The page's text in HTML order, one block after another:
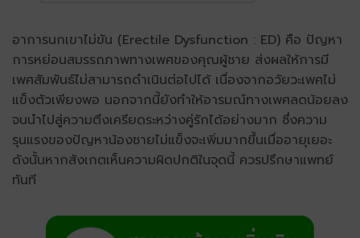
อาการนกเขาไม่ขัน (Erectile Dysfunction : ED) คือ ปัญหา
การหย่อนสมรรถภาพทางเพศของคุณผู้ชาย ส่งผลให้การมี
เพศสัมพันธ์ไม่สามารถดำเนินต่อไปได้ เนื่องจากอวัยวะเพศไม่
แข็งตัวเพียงพอ นอกจากนี้ยังทำให้อารมณ์ทางเพศลดน้อยลง
จนนำไปสู่ความตึงเครียดระหว่างคู่รักได้อย่างมาก ซึ่งความ
รุนแรงของปัญหาน้องชายไม่แข็งจะเพิ่มมากขึ้นเมื่ออายุเยอะ
ดังนั้นหากสังเกตเห็นความผิดปกติในจุดนี้ ควรปรึกษาแพทย์
ทันที